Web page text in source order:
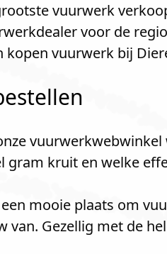
vuurwerk
voor de
kopen vuurwerk bij
gram kruit en welke
mooie plaats om
van. Gezellig met de